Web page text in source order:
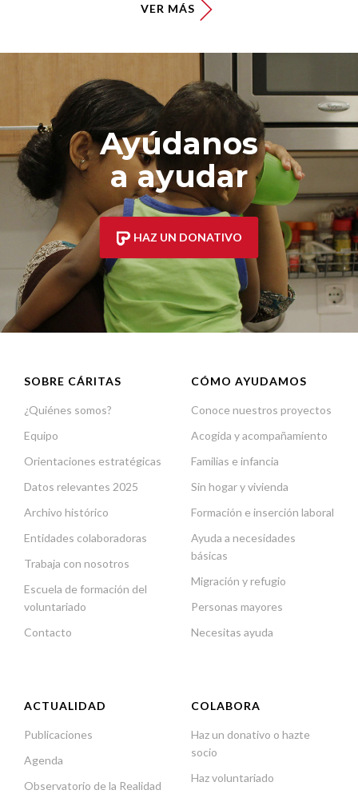
VER MÁS
Ayúdanos
a ayudar
HAZ UN DONATIVO
SOBRE CÁRITAS
¿Quiénes somos?
Equipo
Orientaciones estratégicas
Datos relevantes 2025
Archivo histórico
Entidades colaboradoras
Trabaja con nosotros
Escuela de formación del
voluntariado
Contacto
CÓMO AYUDAMOS
Conoce nuestros proyectos
Acogida y acompañamiento
Familias e infancia
Sin hogar y vivienda
Formación e inserción laboral
Ayuda a necesidades
básicas
Migración y refugio
Personas mayores
Necesitas ayuda
ACTUALIDAD
Publicaciones
Agenda
Observatorio de la Realidad
COLABORA
Haz un donativo o hazte
socio
Haz voluntariado